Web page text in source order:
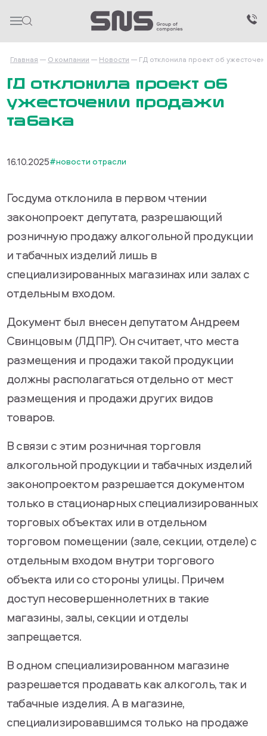
Главная О компании Новости ГД отклонила проект об
ГД отклонила проект об
ужесточении продажи
табака
16.10.2025#новости отрасли
Госдума отклонила в первом чтении
законопроект депутата, разрешающий
розничную продажу алкогольной продукции
и табачных изделий лишь в
специализированных магазинах или залах с
отдельным входом.
Документ был внесен депутатом Андреем
Свинцовым (ЛДПР). Он считает, что места
размещения и продажи такой продукции
должны располагаться отдельно от мест
размещения и продажи других видов
товаров.
В связи с этим розничная торговля
алкогольной продукции и табачных изделий
законопроектом разрешается документом
только в стационарных специализированных
торговых объектах или в отдельном
торговом помещении (зале, секции, отделе) с
отдельным входом внутри торгового
объекта или со стороны улицы. Причем
доступ несовершеннолетних в такие
магазины, залы, секции и отделы
запрещается.
В одном специализированном магазине
разрешается продавать как алкоголь, так и
табачные изделия. А в магазине,
специализировавшимся только на продаже